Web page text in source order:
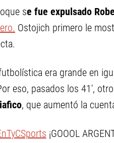
se fue expulsado
Ostojich primero le
era grande en
eso, pasados los 41',
, que aumentó la
¡GOOOL